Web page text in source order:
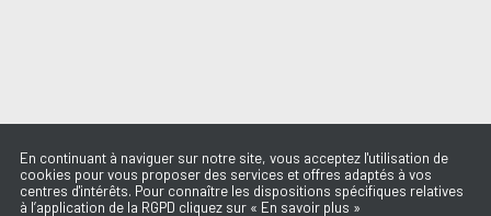
En continuant à naviguer sur notre site, vous acceptez l'utilisation de
cookies pour vous proposer des services et offres adaptés à vos
centres d'intérêts. Pour connaître les dispositions spécifiques relatives
à l’application de la RGPD cliquez sur « En savoir plus »